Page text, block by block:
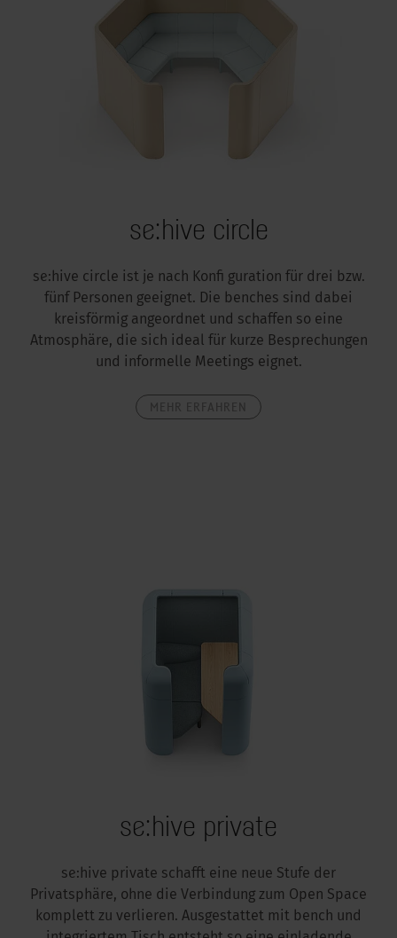
se:hive circle
se:hive circle ist je nach Konfi guration für drei bzw.
fünf Personen geeignet. Die benches sind dabei
kreisförmig angeordnet und schaffen so eine
Atmosphäre, die sich ideal für kurze Besprechungen
und informelle Meetings eignet.
se:hive private
se:hive private schafft eine neue Stufe der
Privatsphäre, ohne die Verbindung zum Open Space
komplett zu verlieren. Ausgestattet mit bench und